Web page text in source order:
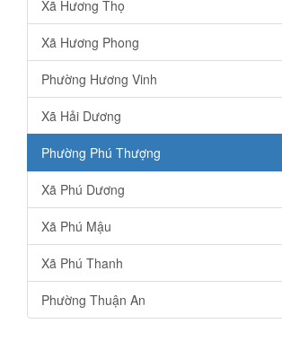
Xã Hương Thọ
Xã Hương Phong
Phường Hương Vinh
Xã Hải Dương
Phường Phú Thượng
Xã Phú Dương
Xã Phú Mậu
Xã Phú Thanh
Phường Thuận An